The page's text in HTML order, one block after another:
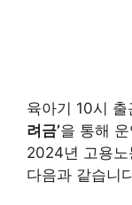
육아기 10시 출
려금’을 통해
2024년 고용노
다음과 같습니